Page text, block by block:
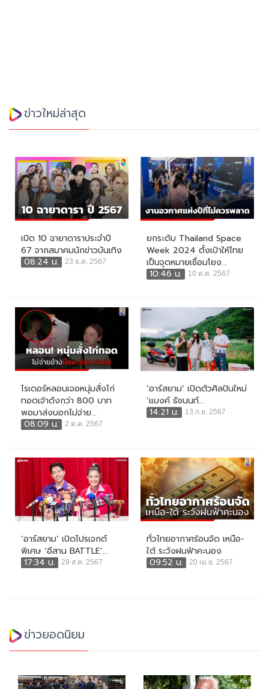
ข่าวใหม่ล่าสุด
เปิด 10 ฉายาดาราประจำปี
67 จากสมาคมนักข่าวบันเทิง
08:24 น.
23 ธ.ค. 2567
ยกระดับ Thailand Space
Week 2024 ตั้งเป้าให้ไทย
เป็นจุดหมายเชื่อมโยง...
10:46 น.
10 ต.ค. 2567
ไรเดอร์หลอนเจอหนุ่มสั่งไก่
ทอดเจ้าดังกว่า 800 บาท
พอมาส่งบอกไม่จ่าย...
08:09 น.
2 ต.ค. 2567
‘อาร์สยาม’ เปิดตัวศิลปินใหม่
‘แบงค์ ธัชนนท์...
14:21 น.
13 ก.ย. 2567
‘อาร์สยาม’ เปิดโปรเจกต์
พิเศษ ‘อีสาน BATTLE’...
17:34 น.
29 ส.ค. 2567
ทั่วไทยอากาศร้อนจัด เหนือ-
ใต้ ระวังฝนฟ้าคะนอง
09:52 น.
20 เม.ย. 2567
ข่าวยอดนิยม